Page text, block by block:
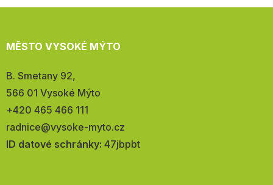
MĚSTO VYSOKÉ MÝTO
Adresa:
B. Smetany 92,
566 01 Vysoké Mýto
Telefon:
+420 465 466 111
E-
mail:
radnice@vysoke-myto.cz
ID datové schránky: 47jbpbt